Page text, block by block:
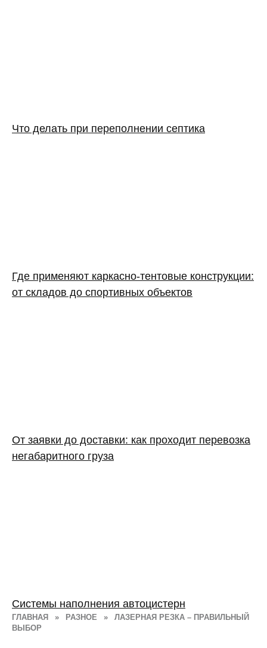
ГЛАВНАЯ » РАЗНОЕ »
ЛАЗЕРНАЯ РЕЗКА – ПРАВИЛЬНЫЙ
ВЫБОР
Что делать при переполнении септика
Где применяют каркасно‑тентовые конструкции:
от складов до спортивных объектов
От заявки до доставки: как проходит перевозка
негабаритного груза
Системы наполнения автоцистерн